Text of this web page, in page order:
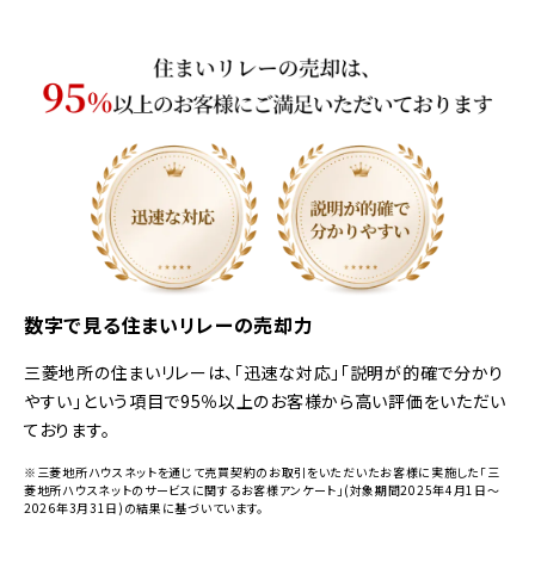
数字で見る住まいリレーの売却力
三菱地所の住まいリレーは、「迅速な対応」「説明が的確で分かり
やすい」という項目で95％以上のお客様から高い評価をいただい
ております。
※三菱地所ハウスネットを通じて売買契約のお取引をいただいたお客様に実施した「三
菱地所ハウスネットのサービスに関するお客様アンケート」(対象期間2025年4月1日～
2026年3月31日)の結果に基づいています。